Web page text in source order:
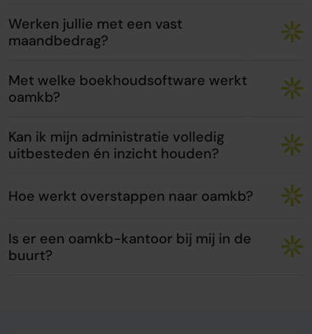
Werken jullie met een vast
maandbedrag?
Met welke boekhoudsoftware werkt
oamkb?
Kan ik mijn administratie volledig
uitbesteden én inzicht houden?
Hoe werkt overstappen naar oamkb?
Is er een oamkb-kantoor bij mij in de
buurt?